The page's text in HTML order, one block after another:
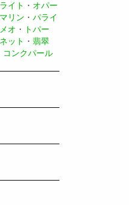
イト ・ オパー
リン ・ パライ
オ ・
トパー
ット ・ 翡翠
コンクパール